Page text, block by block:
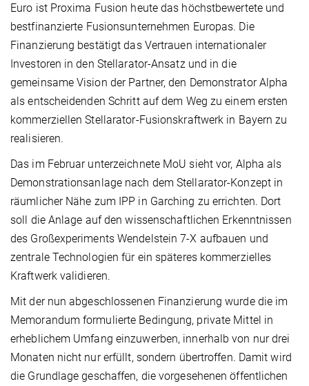
Euro ist Proxima Fusion heute das höchstbewertete und
bestfinanzierte Fusionsunternehmen Europas. Die
Finanzierung bestätigt das Vertrauen internationaler
Investoren in den Stellarator-Ansatz und in die
gemeinsame Vision der Partner, den Demonstrator Alpha
als entscheidenden Schritt auf dem Weg zu einem ersten
kommerziellen Stellarator-Fusionskraftwerk in Bayern zu
realisieren.
Das im Februar unterzeichnete MoU sieht vor, Alpha als
Demonstrationsanlage nach dem Stellarator-Konzept in
räumlicher Nähe zum IPP in Garching zu errichten. Dort
soll die Anlage auf den wissenschaftlichen Erkenntnissen
des Großexperiments Wendelstein 7-X aufbauen und
zentrale Technologien für ein späteres kommerzielles
Kraftwerk validieren.
Mit der nun abgeschlossenen Finanzierung wurde die im
Memorandum formulierte Bedingung, private Mittel in
erheblichem Umfang einzuwerben, innerhalb von nur drei
Monaten nicht nur erfüllt, sondern übertroffen. Damit wird
die Grundlage geschaffen, die vorgesehenen öffentlichen